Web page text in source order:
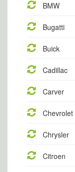
BMW
Bugatti
Buick
Cadillac
Carver
Chevrolet
Chrysler
Citroen